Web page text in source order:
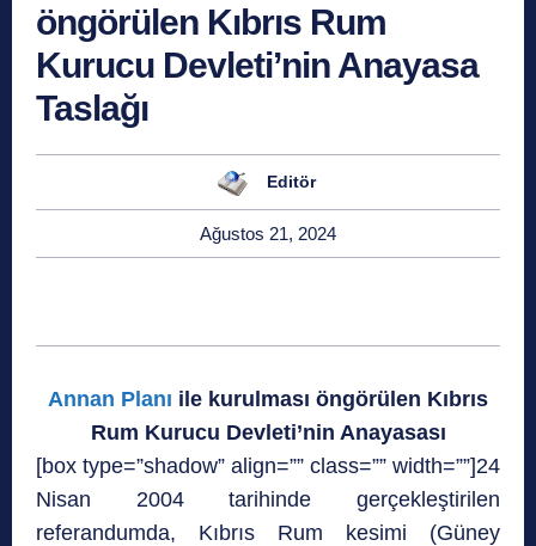
öngörülen Kıbrıs Rum
Kurucu Devleti’nin Anayasa
Taslağı
Editör
Ağustos 21, 2024
Annan Planı ile kurulması öngörülen Kıbrıs
Rum Kurucu Devleti’nin Anayasası
[box type=”shadow” align=”” class=”” width=””]24
Nisan 2004 tarihinde gerçekleştirilen
referandumda, Kıbrıs Rum kesimi (Güney